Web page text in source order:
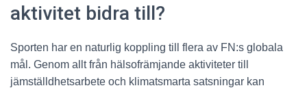
aktivitet bidra till?
Sporten har en naturlig koppling till flera av FN:s globala
mål. Genom allt från hälsofrämjande aktiviteter till
jämställdhetsarbete och klimatsmarta satsningar kan